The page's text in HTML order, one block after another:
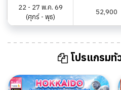
22 - 27 พ.ค. 69
(ศุกร์ - พุธ)
52,900
โปรแกรมทั